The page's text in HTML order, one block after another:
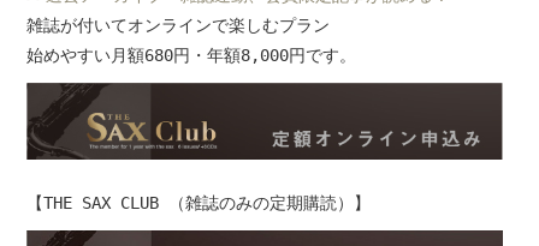
雑誌が付いてオンラインで楽しむプラン
始めやすい月額680円・年額8,000円です。
【THE SAX CLUB （雑誌のみの定期購読）】